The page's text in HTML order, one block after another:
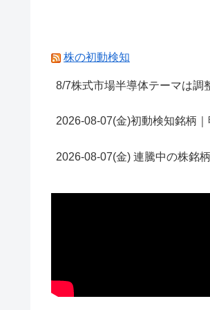
株の初動検知
8/7株式市場半導体テーマは調
2026-08-07(金)初動検知銘柄
2026-08-07(金) 連騰中の株銘